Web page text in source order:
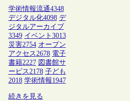
学術情報流通4348
デジタル化4098 デ
ジタルアーカイブ
3349 イベント 3013
災害2754 オープン
アクセス 2678 電子
書籍2227 図書館サ
ービス 2178 子ども
2018 学術情報1947
続きを見る